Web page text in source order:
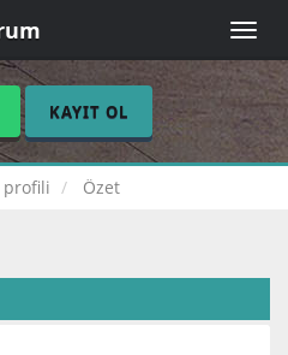
Toggle
KAYIT OL
profili Özet